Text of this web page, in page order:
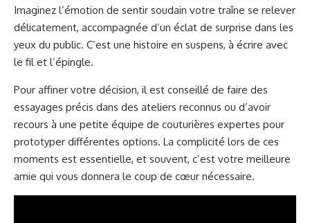
Imaginez l’émotion de sentir soudain votre traîne se relever
délicatement, accompagnée d’un éclat de surprise dans les
yeux du public. C’est une histoire en suspens, à écrire avec
le fil et l’épingle.
Pour affiner votre décision, il est conseillé de faire des
essayages précis dans des ateliers reconnus ou d’avoir
recours à une petite équipe de couturières expertes pour
prototyper différentes options. La complicité lors de ces
moments est essentielle, et souvent, c’est votre meilleure
amie qui vous donnera le coup de cœur nécessaire.